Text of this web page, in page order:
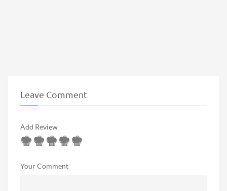
Leave Comment
Add Review
Your Comment